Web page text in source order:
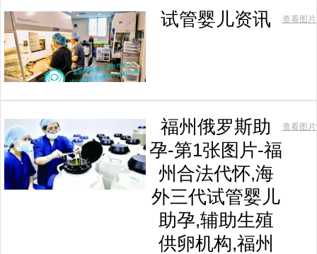
试管婴儿资讯 查看图片
福州俄罗斯助
孕-第1张图片-福
州合法代怀,海
外三代试管婴儿
助孕,辅助生殖
供卵机构,福州
查看图片